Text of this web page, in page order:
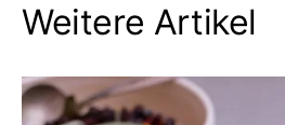
Weitere Artikel